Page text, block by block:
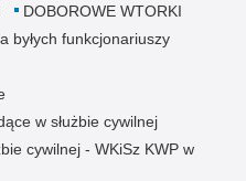
DOBOROWE WTORKI
byłych funkcjonariuszy
w służbie cywilnej
cywilnej - WKiSz KWP w